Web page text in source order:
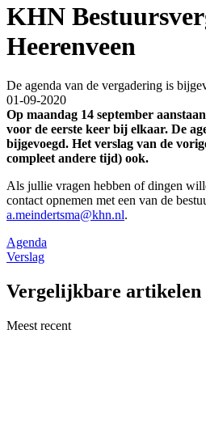
KHN
Heerenveen
De agenda van de vergadering is
01-09-2020
Op maandag 14 september
voor de eerste keer bij elkaar. De
bijgevoegd. Het verslag van de
compleet andere tijd) ook.
Als jullie vragen hebben of dingen
contact opnemen met een van de
a.meindertsma@khn.nl.
Agenda
Verslag
Vergelijkbare artikelen
Meest recent